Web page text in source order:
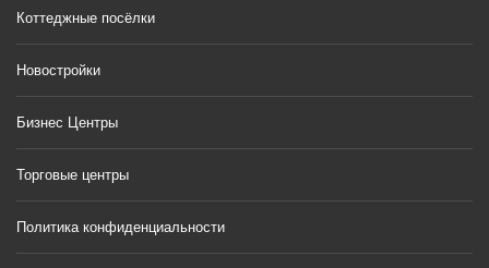
Коттеджные посёлки
Новостройки
Бизнес Центры
Торговые центры
Политика конфиденциальности